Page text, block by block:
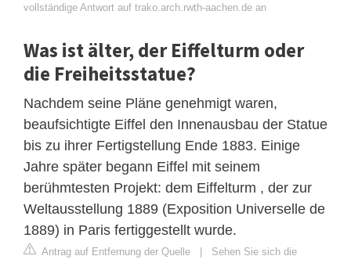
vollständige Antwort auf trako.arch.rwth-aachen.de an
Was ist älter, der Eiffelturm oder
die Freiheitsstatue?
Nachdem seine Pläne genehmigt waren,
beaufsichtigte Eiffel den Innenausbau der Statue
bis zu ihrer Fertigstellung Ende 1883. Einige
Jahre später begann Eiffel mit seinem
berühmtesten Projekt: dem Eiffelturm , der zur
Weltausstellung 1889 (Exposition Universelle de
1889) in Paris fertiggestellt wurde.
Antrag auf Entfernung der Quelle | Sehen Sie sich die